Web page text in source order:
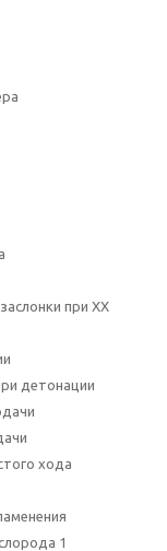
при ХХ
детонации
хода
1